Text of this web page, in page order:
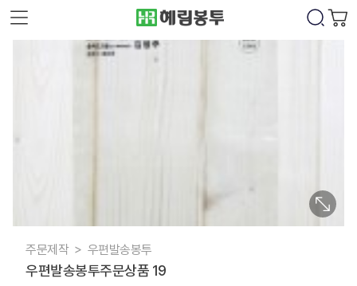
주문제작 우편발송봉투
우편발송봉투주문상품 19